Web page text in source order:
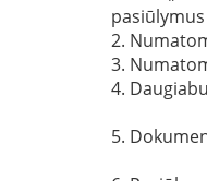
pasiūlymus
2.
3.
4.
5.